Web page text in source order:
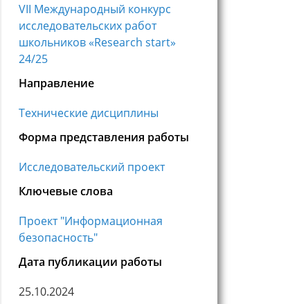
VII Международный конкурс
исследовательских работ
школьников «Research start»
24/25
Направление
Технические дисциплины
Форма представления работы
Исследовательский проект
Ключевые слова
Проект "Информационная
безопасность"
Дата публикации работы
25.10.2024